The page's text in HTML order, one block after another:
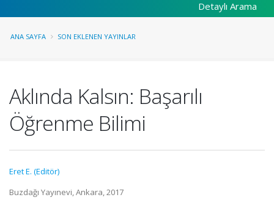
Detaylı Arama
ANA SAYFA SON EKLENEN YAYINLAR
Aklında Kalsın: Başarılı
Öğrenme Bilimi
Eret E. (Editör)
Buzdağı Yayınevi, Ankara, 2017